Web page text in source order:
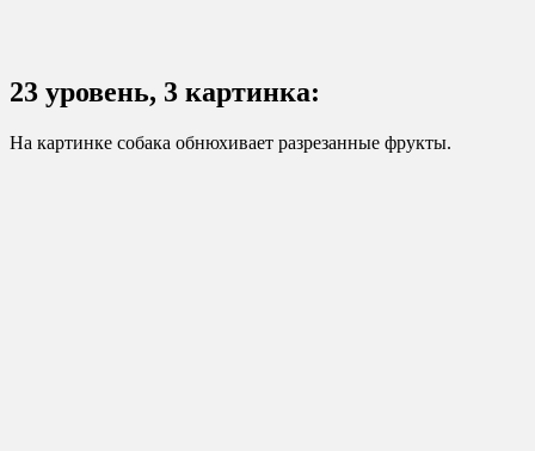
23 уровень, 3 картинка:
На картинке собака обнюхивает разрезанные фрукты.